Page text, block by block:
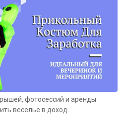
фотосессий и аренды
веселье в доход.